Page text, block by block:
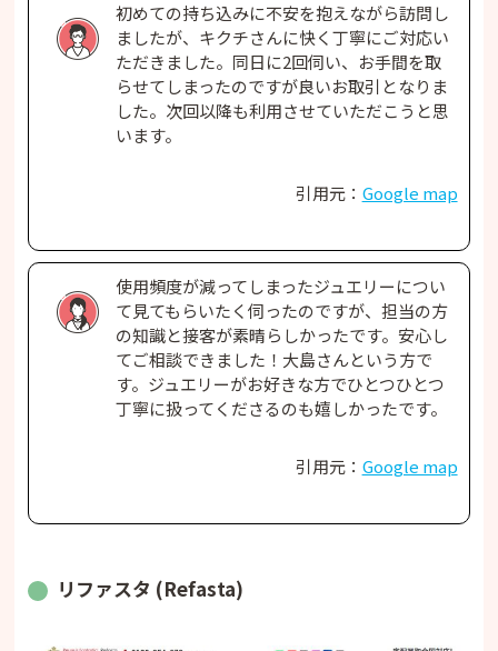
初めての持ち込みに不安を抱えながら訪問し
ましたが、キクチさんに快く丁寧にご対応い
ただきました。同日に2回伺い、お手間を取
らせてしまったのですが良いお取引となりま
した。次回以降も利用させていただこうと思
います。
引用元： Google map
使用頻度が減ってしまったジュエリーについ
て見てもらいたく伺ったのですが、担当の方
の知識と接客が素晴らしかったです。安心し
てご相談できました！大島さんという方で
す。ジュエリーがお好きな方でひとつひとつ
丁寧に扱ってくださるのも嬉しかったです。
引用元： Google map
リファスタ (Refasta)